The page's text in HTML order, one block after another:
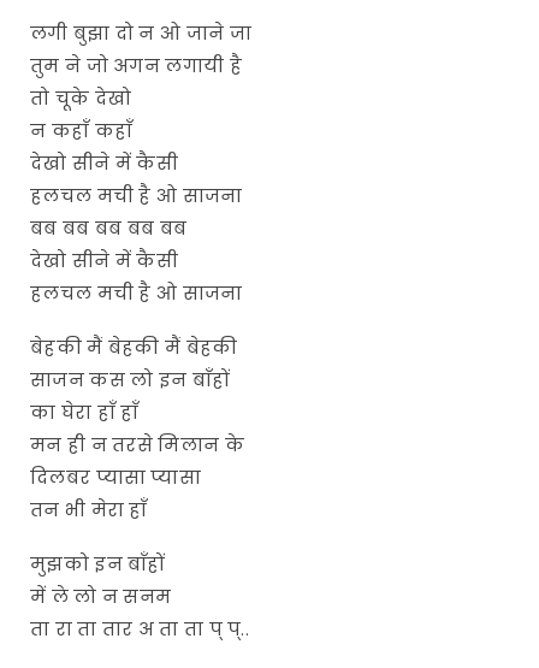
लगी बुझा दो न ओ जाने जा
तुम ने जो अगन लगायी है
तो चूके देखो
न कहाँ कहाँ
देखो सीने में कैसी
हलचल मची है ओ साजना
बब बब बब बब बब
देखो सीने में कैसी
हलचल मची है ओ साजना
बेहकी मैं बेहकी मैं बेहकी
साजन कस लो इन बाँहों
का घेरा हाँ हाँ
मन ही न तरसे मिलान के
दिलबर प्यासा प्यासा
तन भी मेरा हाँ
मुझको इन बाँहों
में ले लो न सनम
ता रा ता तार अ ता ता प् प्..